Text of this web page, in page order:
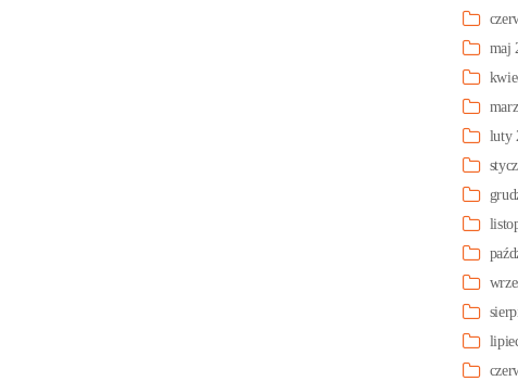
maj
luty